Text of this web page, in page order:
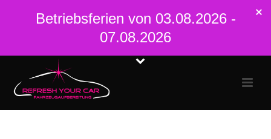
Betriebsferien von 03.08.2026 -
07.08.2026